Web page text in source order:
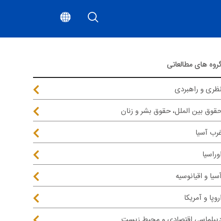
های مطالعاتی
نظری و راهبردی
بین الملل، حقوق بشر و زنان
آسیا
اوراسیا
و اقیانوسیه
اروپا و آمریکا